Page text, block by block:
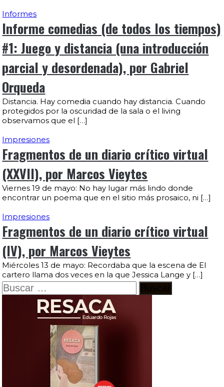
Informes
Informe comedias (de todos los tiempos)
#1: Juego y distancia (una introducción
parcial y desordenada), por Gabriel
Orqueda
Distancia. Hay comedia cuando hay distancia. Cuando
protegidos por la oscuridad de la sala o el living
observamos que el […]
Impresiones
Fragmentos de un diario crítico virtual
(XXVII), por Marcos Vieytes
Viernes 19 de mayo: No hay lugar más lindo donde
encontrar un poema que en el sitio más prosaico, ni […]
Impresiones
Fragmentos de un diario crítico virtual
(IV), por Marcos Vieytes
Miércoles 13 de mayo: Recordaba que la escena de El
cartero llama dos veces en la que Jessica Lange y […]
Buscar: